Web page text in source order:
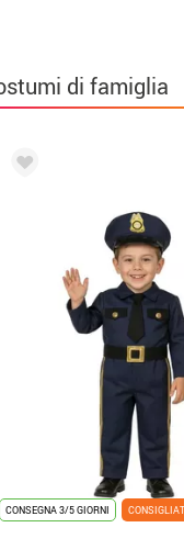
di famiglia
CONSEGNA 3/5 GIORNI